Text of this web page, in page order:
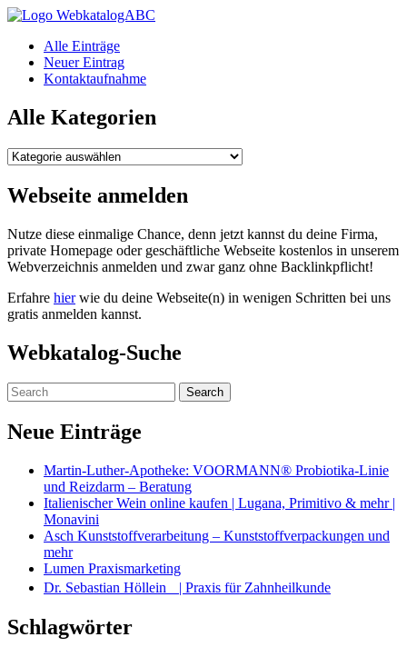
WebkatalogABC
Alle Einträge
Neuer Eintrag
Kontaktaufnahme
Alle Kategorien
Alle
Webseite anmelden
Nutze diese einmalige Chance, denn jetzt kannst du deine Firma,
private Homepage oder geschäftliche Webseite kostenlos in unserem
Webverzeichnis anmelden und zwar ganz ohne Backlinkpflicht!
Erfahre hierwie du deine Webseite(n) in wenigen Schritten bei uns
gratis anmelden kannst.
Webkatalog-Suche
Neue Einträge
Martin-Luther-Apotheke: VOORMANN® Probiotika-Linie
und Reizdarm – Beratung
Italienischer Wein online kaufen | Lugana, Primitivo & mehr |
Monavini
Asch Kunststoffverarbeitung – Kunststoffverpackungen und
mehr
Lumen Praxismarketing
Dr. Sebastian Höllein | Praxis für Zahnheilkunde
Schlagwörter